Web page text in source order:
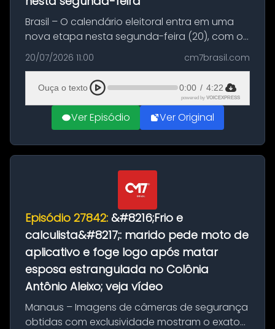
Brasil – O calendário eleitoral entra em uma
nova etapa nesta segunda-feira (20), com o
início do período destinado às convenções
partidárias. Até 5 de agosto, partidos e
federações poderão oficializa...
20/07/2026 11:00 cm7brasil.com
Ouça o texto 0:00 / 4:22
powered by VOICEXPRESS
Ver Episódio Ver Original
Episódio 27842: &#8216;Frio e
calculista&#8217;: marido pede moto de
aplicativo e foge logo após matar
esposa estrangulada no Colônia
Antônio Aleixo; veja vídeo
Manaus – Imagens de câmeras de segurança
obtidas com exclusividade mostram o exato